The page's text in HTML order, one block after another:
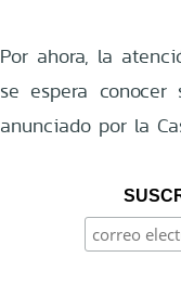
Por ahora, la
se espera
anunciado por la